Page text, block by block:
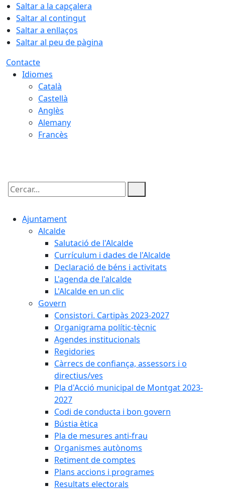
Saltar a la capçalera
Saltar al contingut
Saltar a enllaços
Saltar al peu de pàgina
Contacte
Idiomes
Català
Castellà
Anglès
Alemany
Francès
Cercar:
Ajuntament
Alcalde
Salutació de l'Alcalde
Currículum i dades de l'Alcalde
Declaració de béns i activitats
L'agenda de l'alcalde
L'Alcalde en un clic
Govern
Consistori. Cartipàs 2023-2027
Organigrama polític-tècnic
Agendes institucionals
Regidories
Càrrecs de confiança, assessors i o
directius/ves
Pla d'Acció municipal de Montgat 2023-
2027
Codi de conducta i bon govern
Bústia ètica
Pla de mesures anti-frau
Organismes autònoms
Retiment de comptes
Plans accions i programes
Resultats electorals